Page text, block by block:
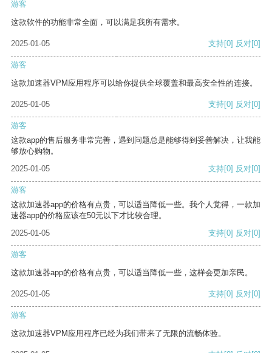
游客
这款软件的功能非常全面，可以满足我所有需求。
2025-01-05 支持[0] 反对[0]
游客
这款加速器VPM应用程序可以给你提供全球覆盖和最高安全性的连接。
2025-01-05 支持[0] 反对[0]
游客
这款app的售后服务非常完善，遇到问题总是能够得到妥善解决，让我能
够放心购物。
2025-01-05
支持[0] 反对[0]
游客
这款加速器app的价格有点贵，可以适当降低一些。我个人觉得，一款加
速器app的价格应该在50元以下才比较合理。
2025-01-05
支持[0] 反对[0]
游客
这款加速器app的价格有点贵，可以适当降低一些，这样会更加亲民。
2025-01-05 支持[0] 反对[0]
游客
这款加速器VPM应用程序已经为我们带来了无限的流畅体验。